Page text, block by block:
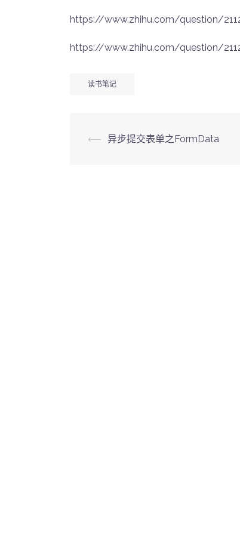
https://www.zhihu.com/question/
https://www.zhihu.com/question/
读书笔记
Post
⟵ 异步提交表单之FormData